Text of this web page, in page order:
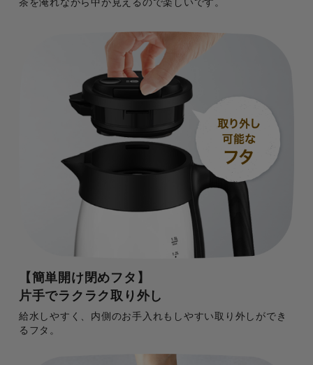
茶を淹れながら中が見えるので楽しいです。
【簡単開け閉めフタ】
片手でラクラク取り外し
給水しやすく、内側のお手入れもしやすい取り外しができ
るフタ。